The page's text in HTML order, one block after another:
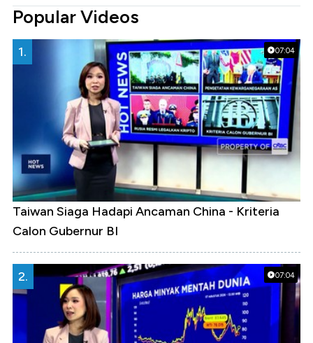
Popular Videos
07:04
1.
Taiwan Siaga Hadapi Ancaman China - Kriteria
Calon Gubernur BI
07:04
2.